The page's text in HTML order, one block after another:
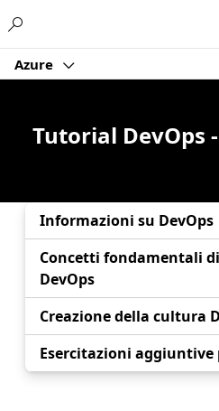
Azure
Tutorial DevOps
Informazioni su DevOps
Concetti fondamentali
DevOps
Creazione della cultura
Esercitazioni aggiuntive